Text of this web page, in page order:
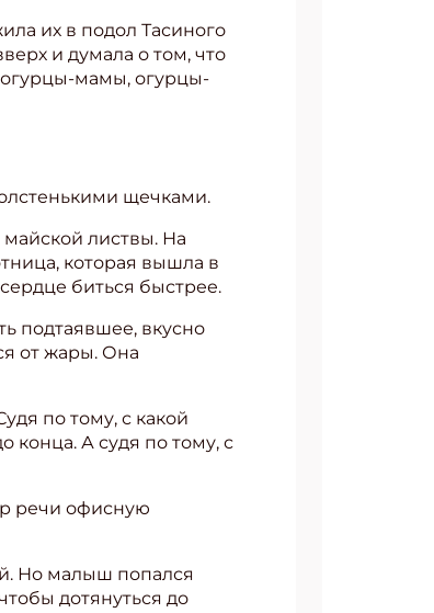
их в подол Тасиного
и думала о том, что
огурцы-мамы, огурцы-
щечками.
листвы. На
которая вышла в
биться быстрее.
подтаявшее, вкусно
от жары. Она
по тому, с какой
конца. А судя по тому, с
речи офисную
Но малыш попался
дотянуться до